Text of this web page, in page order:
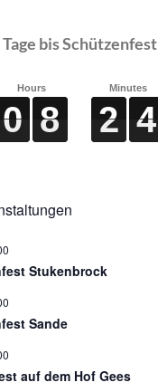
Tage bis Schützenfest
Hours
0
0
0
0 8
8
8
8
Minutes
2
2
2
2 4
4
4
4
Stukenbrock
Sande
auf dem Hof Gees